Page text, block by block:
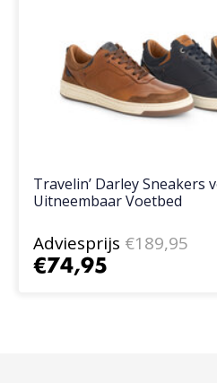
Travelin’ Darley Sneakers
Uitneembaar Voetbed
Adviesprijs €189,95
€74,95